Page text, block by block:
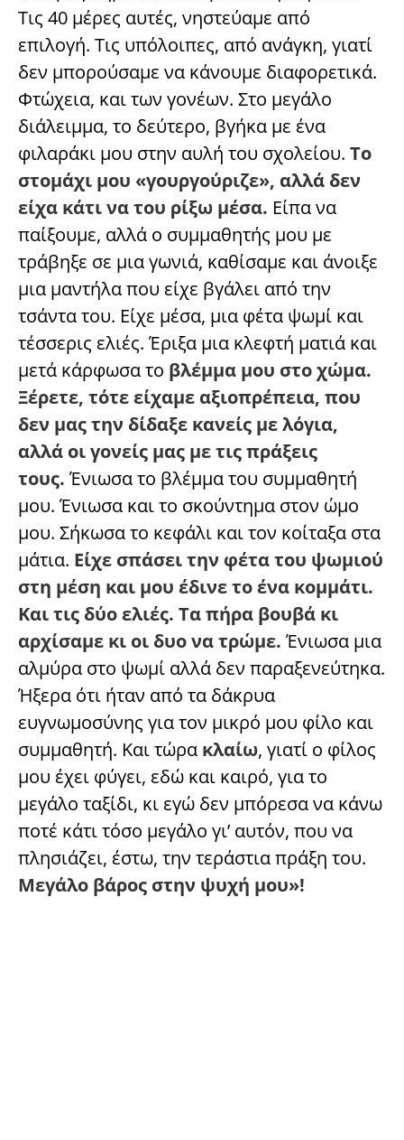
Τις 40 μέρες αυτές, νηστεύαμε από
επιλογή. Τις υπόλοιπες, από ανάγκη, γιατί
δεν μπορούσαμε να κάνουμε διαφορετικά.
Φτώχεια, και των γονέων. Στο μεγάλο
διάλειμμα, το δεύτερο, βγήκα με ένα
φιλαράκι μου στην αυλή του σχολείου. Το
στομάχι μου «γουργούριζε», αλλά δεν
είχα κάτι να του ρίξω μέσα. Είπα να
παίξουμε, αλλά ο συμμαθητής μου με
τράβηξε σε μια γωνιά, καθίσαμε και άνοιξε
μια μαντήλα που είχε βγάλει από την
τσάντα του. Είχε μέσα, μια φέτα ψωμί και
τέσσερις ελιές. Έριξα μια κλεφτή ματιά και
μετά κάρφωσα το βλέμμα μου στο χώμα.
Ξέρετε, τότε είχαμε αξιοπρέπεια, που
δεν μας την δίδαξε κανείς με λόγια,
αλλά οι γονείς μας με τις πράξεις
τους. Ένιωσα το βλέμμα του συμμαθητή
μου. Ένιωσα και το σκούντημα στον ώμο
μου. Σήκωσα το κεφάλι και τον κοίταξα στα
μάτια. Είχε σπάσει την φέτα του ψωμιoύ
στη μέση και μου έδινε το ένα κομμάτι.
Και τις δύο ελιές. Τα πήρα βουβά κι
αρχίσαμε κι οι δυο να τρώμε. Ένιωσα μια
αλμύρα στο ψωμί αλλά δεν παραξενεύτηκα.
Ήξερα ότι ήταν από τα δάκρυα
ευγνωμοσύνης για τον μικρό μου φίλο και
συμμαθητή. Και τώρα κλαίω, γιατί ο φίλος
μου έχει φύγει, εδώ και καιρό, για το
μεγάλο ταξίδι, κι εγώ δεν μπόρεσα να κάνω
ποτέ κάτι τόσο μεγάλο γι’ αυτόν, που να
πλησιάζει, έστω, την τεράστια πράξη του.
Μεγάλο βάρος στην ψυχή μου»!